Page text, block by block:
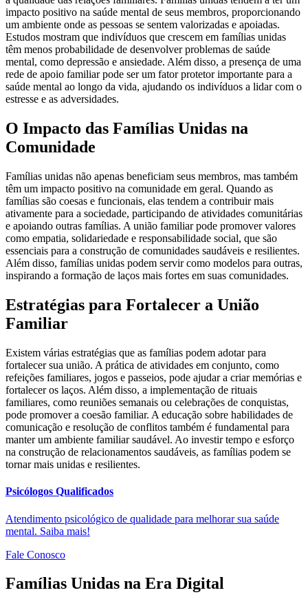
impacto positivo na saúde mental de seus membros, proporcionando
um ambiente onde as pessoas se sentem valorizadas e apoiadas.
Estudos mostram que indivíduos que crescem em famílias unidas
têm menos probabilidade de desenvolver problemas de saúde
mental, como depressão e ansiedade. Além disso, a presença de uma
rede de apoio familiar pode ser um fator protetor importante para a
saúde mental ao longo da vida, ajudando os indivíduos a lidar com o
estresse e as adversidades.
O Impacto das Famílias Unidas na
Comunidade
Famílias unidas não apenas beneficiam seus membros, mas também
têm um impacto positivo na comunidade em geral. Quando as
famílias são coesas e funcionais, elas tendem a contribuir mais
ativamente para a sociedade, participando de atividades comunitárias
e apoiando outras famílias. A união familiar pode promover valores
como empatia, solidariedade e responsabilidade social, que são
essenciais para a construção de comunidades saudáveis e resilientes.
Além disso, famílias unidas podem servir como modelos para outras,
inspirando a formação de laços mais fortes em suas comunidades.
Estratégias para Fortalecer a União
Familiar
Existem várias estratégias que as famílias podem adotar para
fortalecer sua união. A prática de atividades em conjunto, como
refeições familiares, jogos e passeios, pode ajudar a criar memórias e
fortalecer os laços. Além disso, a implementação de rituais
familiares, como reuniões semanais ou celebrações de conquistas,
pode promover a coesão familiar. A educação sobre habilidades de
comunicação e resolução de conflitos também é fundamental para
manter um ambiente familiar saudável. Ao investir tempo e esforço
na construção de relacionamentos saudáveis, as famílias podem se
tornar mais unidas e resilientes.
Psicólogos Qualificados
Atendimento psicológico de qualidade para melhorar sua saúde
mental. Saiba mais!
Fale Conosco
Famílias Unidas na Era Digital